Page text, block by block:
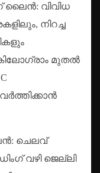
ലൈൻ: വിവിധ
നിറച്ച
കിലോഗ്രാം മുതൽ
ചെലവ്
വഴി ജെല്ലി